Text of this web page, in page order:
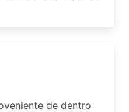
de dentro